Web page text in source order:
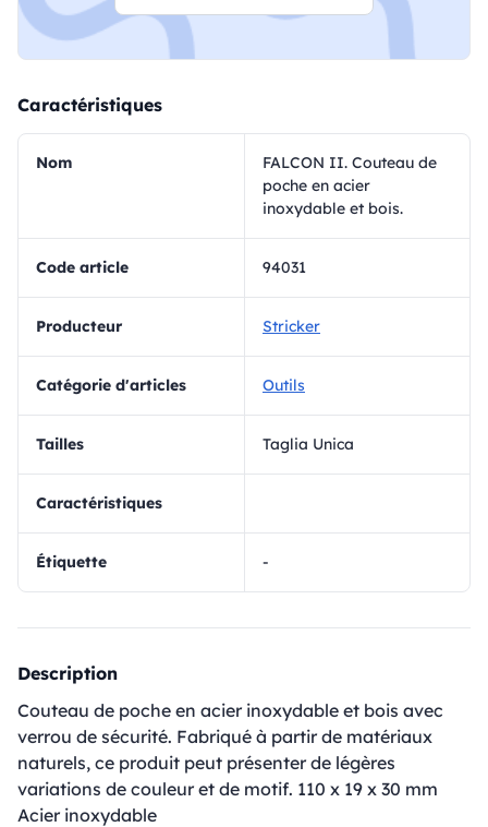
Caractéristiques
Nom
FALCON II. Couteau de
poche en acier
inoxydable et bois.
Code article 94031
Producteur Stricker
Catégorie d'articles Outils
Tailles Taglia Unica
Caractéristiques
Étiquette -
Description
Couteau de poche en acier inoxydable et bois avec
verrou de sécurité. Fabriqué à partir de matériaux
naturels, ce produit peut présenter de légères
variations de couleur et de motif. 110 x 19 x 30 mm
Acier inoxydable